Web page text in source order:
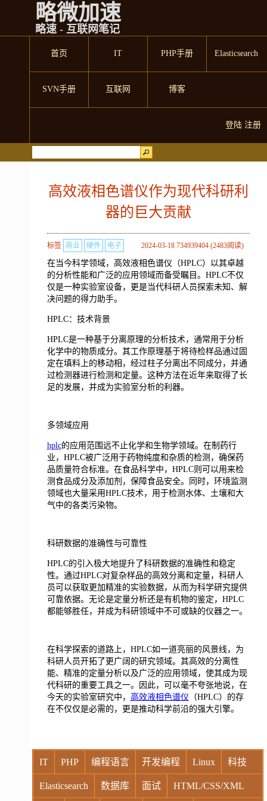
略微加速
略速 - 互联网笔记
首页 IT PHP手册 Elasticsearch
SVN手册 互联网 博客
登陆 注册
高效液相色谱仪作为现代科研利
器的巨大贡献
2024-03-18 734939404 (2483阅读)
标签 商业 硬件 电子
在当今科学领域，高效液相色谱仪（HPLC）以其卓越
的分析性能和广泛的应用领域而备受瞩目。HPLC不仅
仅是一种实验室设备，更是当代科研人员探索未知、解
决问题的得力助手。
HPLC：技术背景
HPLC是一种基于分离原理的分析技术，通常用于分析
化学中的物质成分。其工作原理基于将待检样品通过固
定在填料上的移动相，经过柱子分离出不同成分，并通
过检测器进行检测和定量。这种方法在近年来取得了长
足的发展，并成为实验室分析的利器。
多领域应用
hplc的应用范围远不止化学和生物学领域。在制药行
业，HPLC被广泛用于药物纯度和杂质的检测，确保药
品质量符合标准。在食品科学中，HPLC则可以用来检
测食品成分及添加剂，保障食品安全。同时，环境监测
领域也大量采用HPLC技术，用于检测水体、土壤和大
气中的各类污染物。
科研数据的准确性与可靠性
HPLC的引入极大地提升了科研数据的准确性和稳定
性。通过HPLC对复杂样品的高效分离和定量，科研人
员可以获取更加精准的实验数据，从而为科学研究提供
可靠依据。无论是定量分析还是有机物的鉴定，HPLC
都能够胜任，并成为科研领域中不可或缺的仪器之一。
在科学探索的道路上，HPLC如一道亮丽的风景线，为
科研人员开拓了更广阔的研究领域。其高效的分离性
能、精准的定量分析以及广泛的应用领域，使其成为现
代科研的重要工具之一。因此，可以毫不夸张地说，在
今天的实验室研究中， 高效液相色谱仪 （HPLC）的存
在不仅仅是必需的，更是推动科学前沿的强大引擎。
IT PHP 编程语言 开发编程 Linux 科技
Elasticsearch 数据库 面试 HTML/CSS/XML